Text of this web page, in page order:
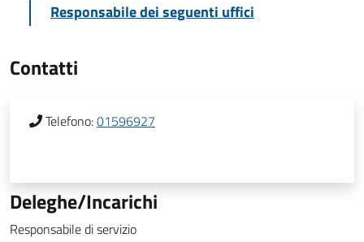
Responsabile dei seguenti uffici
Contatti
Telefono:01596927
Deleghe/Incarichi
Responsabile di servizio